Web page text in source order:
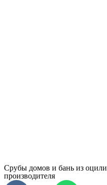
Срубы домов и бань из
производителя